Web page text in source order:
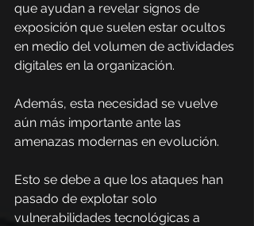
que ayudan a revelar signos de
exposición que suelen estar ocultos
en medio del volumen de actividades
digitales en la organización.
Además, esta necesidad se vuelve
aún más importante ante las
amenazas modernas en evolución.
Esto se debe a que los ataques han
pasado de explotar solo
vulnerabilidades tecnológicas a